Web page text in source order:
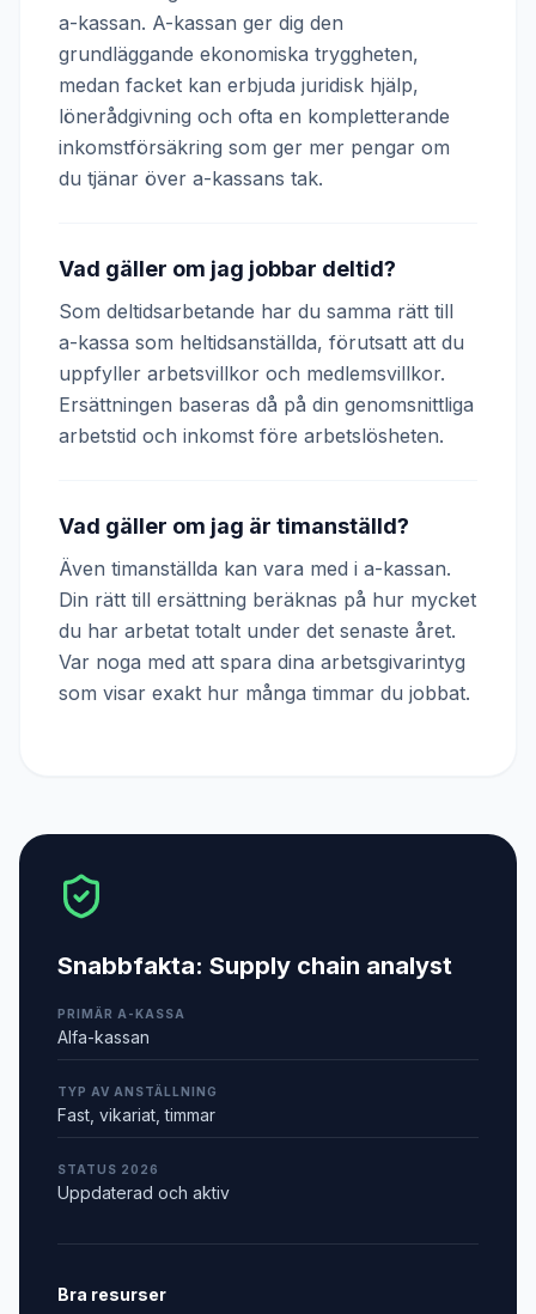
a-kassan. A-kassan ger dig den
grundläggande ekonomiska tryggheten,
medan facket kan erbjuda juridisk hjälp,
lönerådgivning och ofta en kompletterande
inkomstförsäkring som ger mer pengar om
du tjänar över a-kassans tak.
Vad gäller om jag jobbar deltid?
Som deltidsarbetande har du samma rätt till
a-kassa som heltidsanställda, förutsatt att du
uppfyller arbetsvillkor och medlemsvillkor.
Ersättningen baseras då på din genomsnittliga
arbetstid och inkomst före arbetslösheten.
Vad gäller om jag är timanställd?
Även timanställda kan vara med i a-kassan.
Din rätt till ersättning beräknas på hur mycket
du har arbetat totalt under det senaste året.
Var noga med att spara dina arbetsgivarintyg
som visar exakt hur många timmar du jobbat.
Snabbfakta: Supply chain analyst
PRIMÄR A-KASSA
Alfa-kassan
TYP AV ANSTÄLLNING
Fast, vikariat, timmar
STATUS 2026
Uppdaterad och aktiv
Bra resurser